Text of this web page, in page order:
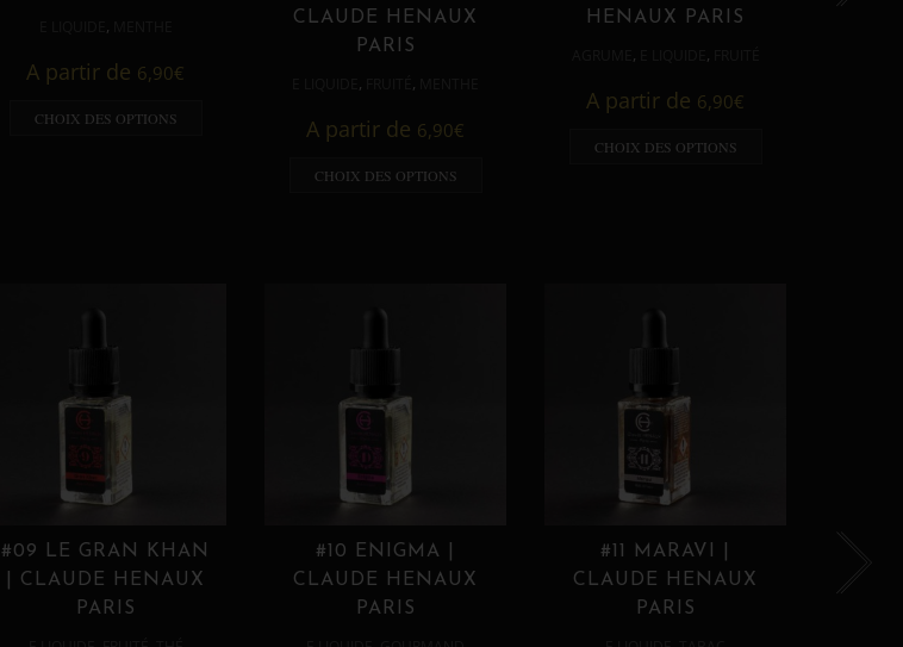
,
A partir de 6,90€
CHOIX DES OPTIONS
CLAUDE HENAUX
PARIS
, ,
A partir de 6,90€
CHOIX DES OPTIONS
HENAUX PARIS
, ,
A partir de 6,90€
CHOIX DES OPTIONS
#09 LE GRAN KHAN
| CLAUDE HENAUX
PARIS
#10 ENIGMA |
CLAUDE HENAUX
PARIS
#11 MARAVI |
CLAUDE HENAUX
PARIS